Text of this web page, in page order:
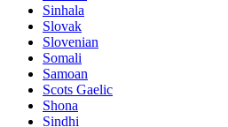
Sinhala
Slovak
Slovenian
Somali
Samoan
Scots Gaelic
Shona
Sindhi